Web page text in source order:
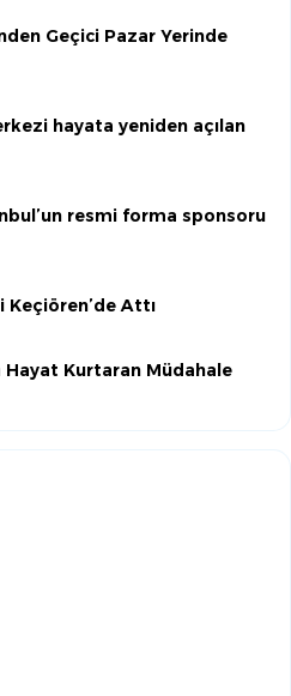
Geçici Pazar Yerinde
hayata yeniden açılan
resmi forma sponsoru
Keçiören’de Attı
Hayat Kurtaran Müdahale